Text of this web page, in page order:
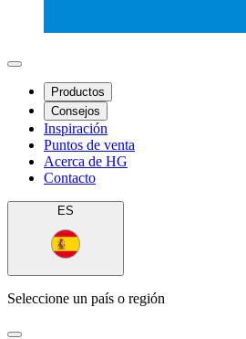
Productos
Consejos
Inspiración
Puntos de venta
Acerca de HG
Contacto
ES
Seleccione un país o región